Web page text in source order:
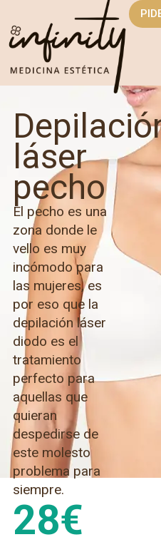
láser
pecho
El pecho es una
zona donde le
vello es muy
incómodo para
las mujeres, es
por eso que la
depilación láser
diodo es el
tratamiento
perfecto para
aquellas que
quieran
despedirse de
este molesto
problema para
siempre.
28€